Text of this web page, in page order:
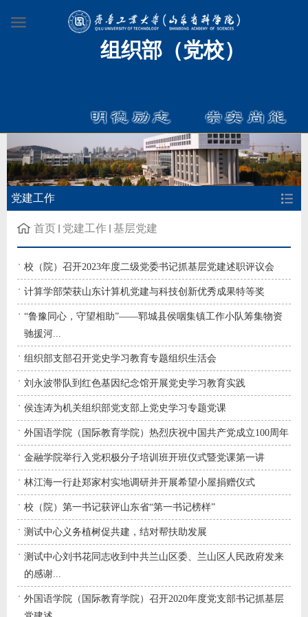
组织部（党校）
党建工作
首页 党建工作 基层党建
校（院）召开2023年度二级党委书记抓基层党建述职评议会
计算学部荣获山东计算机党建与科技创新优秀成果特等奖
“鲁豫同心，守望相助”——郓城县侯咽集镇工作小队筹集物资
驰援河...
组织部支部召开党史学习教育专题组织生活会
刘永波带队到红色基因纪念馆开展党史学习教育实践
侯连涛为机关组织部党支部上党史学习专题党课
外国语学院（国际教育学院）热烈庆祝中国共产党成立100周年
金融学院举行入党积极分子培训班开班仪式暨党课第一讲
林江海一行赴郑家村实地调研并开展希望小屋捐赠仪式
校（院）第一书记获评山东省“第一书记榜样”
测试中心义务植树促共建，结对帮扶助发展
测试中心刘书花同志收到中共兰山区委、兰山区人民政府发来
的感谢...
外国语学院（国际教育学院）召开2020年度党支部书记抓基层